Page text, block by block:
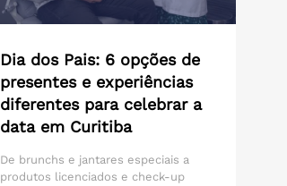
Dia dos Pais: 6 opções de
presentes e experiências
diferentes para celebrar a
data em Curitiba
De brunchs e jantares especiais a
produtos licenciados e check-up